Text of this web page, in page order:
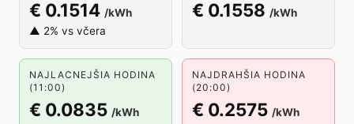
€ 0.1514 /kWh
▲ 2% vs včera
€ 0.1558 /kWh
NAJLACNEJŠIA HODINA
(11:00)
€ 0.0835 /kWh
NAJDRAHŠIA HODINA
(20:00)
€ 0.2575 /kWh